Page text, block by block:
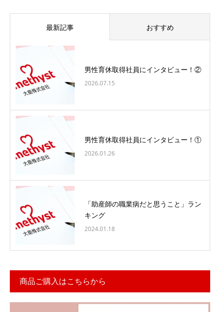
最新記事 おすすめ
男性育休取得社員にインタビュー！②
2026.07.15
男性育休取得社員にインタビュー！①
2026.01.26
「助産師の職業病だと思うこと」ラン
キング
2024.01.18
商品ご購入はこちらから